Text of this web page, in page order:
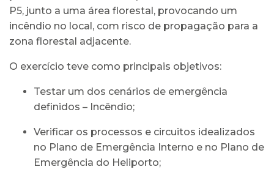
P5, junto a uma área florestal, provocando um
incêndio no local, com risco de propagação para a
zona florestal adjacente.
O exercício teve como principais objetivos:
Testar um dos cenários de emergência
definidos – Incêndio;
Verificar os processos e circuitos idealizados
no Plano de Emergência Interno e no Plano de
Emergência do Heliporto;